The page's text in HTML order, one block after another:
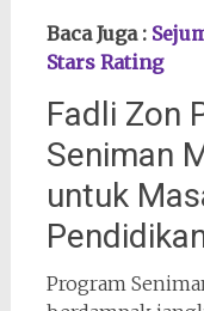
Baca Juga :
Stars Rating
Fadli Zon
Seniman
untuk
Program